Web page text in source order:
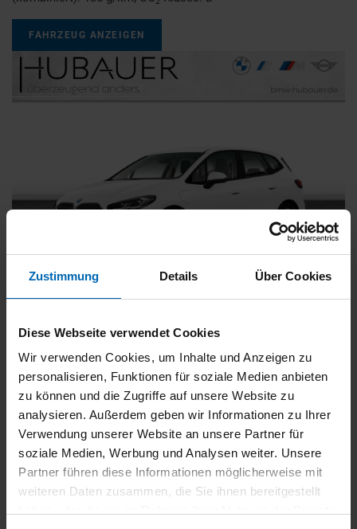
Zustimmung Details Über Cookies
Diese Webseite verwendet Cookies
Wir verwenden Cookies, um Inhalte und Anzeigen zu
personalisieren, Funktionen für soziale Medien anbieten
zu können und die Zugriffe auf unsere Website zu
analysieren. Außerdem geben wir Informationen zu Ihrer
Verwendung unserer Website an unsere Partner für
soziale Medien, Werbung und Analysen weiter. Unsere
Partner führen diese Informationen möglicherweise mit
weiteren Daten zusammen, die Sie ihnen bereitgestellt
FAHRZEUG ANZEIGEN
BMW 225
Gebrauchtwagen
Typ
Pkw
Kilometerstand
54.750 km
Erstzulassung
05/2023
Zustand
Gebrauchtwagen
Leistung
180 kW / 245 PS